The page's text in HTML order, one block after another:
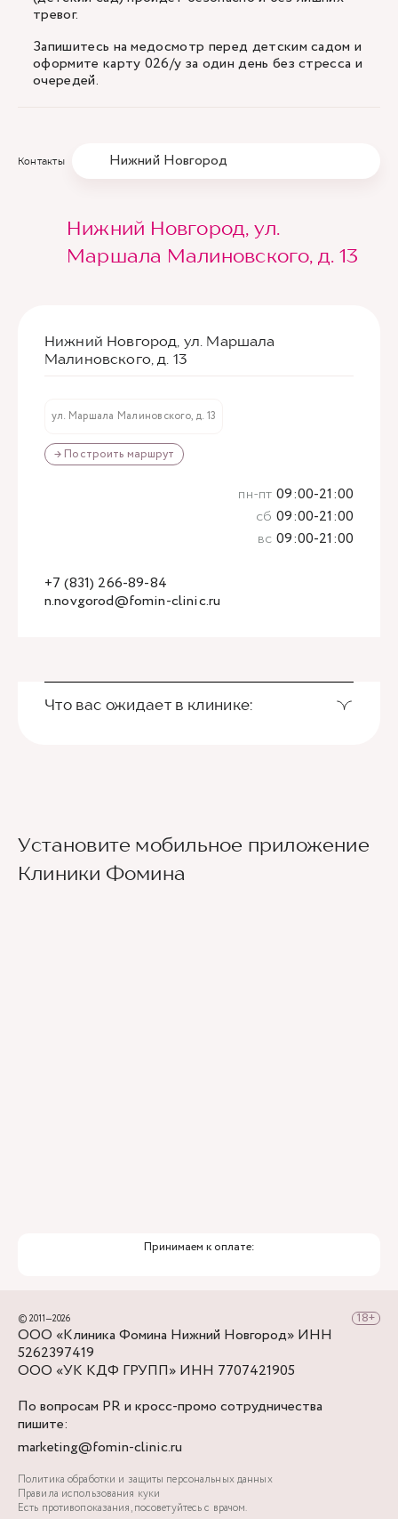
тревог.
Запишитесь на медосмотр перед детским садом и
оформите карту 026/у за один день без стресса и
очередей.
Контакты Нижний Новгород
Нижний Новгород, ул.
Маршала Малиновского, д. 13
Нижний Новгород, ул. Маршала
Малиновского, д. 13
ул. Маршала Малиновского, д. 13
→ Построить маршрут
n.novgorod@fomin-clinic.ru
+7 (831) 266-89-84
пн-пт 09:00-21:00
сб 09:00-21:00
вс 09:00-21:00
Что вас ожидает в клинике:
Ведущие врачи региона
Установите мобильное приложение
Клиники Фомина
Принимаем к оплате:
© 2011—2026
ООО «Клиника Фомина Нижний Новгород» ИНН
5262397419
ООО «УК КДФ ГРУПП» ИНН 7707421905
По вопросам PR и кросс-промо сотрудничества
пишите:
marketing@fomin-clinic.ru
Политика обработки и защиты персональных данных
Правила использования куки
Есть противопоказания, посоветуйтесь с врачом.